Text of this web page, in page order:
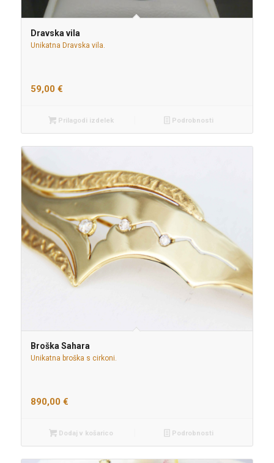
Dravska vila
Unikatna Dravska vila.
59,00 €
Prilagodi izdelek Podrobnosti
Broška Sahara
Unikatna broška s cirkoni.
890,00 €
Dodaj v košarico Podrobnosti